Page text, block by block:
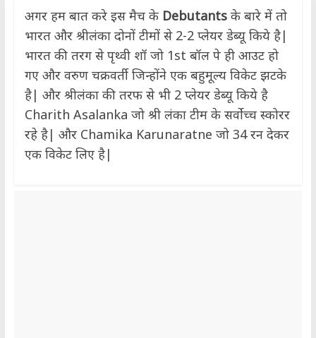
अगर हम बात करे इस मैच के Debutantsके बारे में तो
भारत और श्रीलंका दोनों टीमों से 2-2 प्लेयर डेब्यू किये है|
भारत की तरग से पृथ्वी शॉ जो 1st बॉल पे ही आउट हो
गए और वरुण चक्रवर्ती जिन्होंने एक बहुमूल्य विकेट झटके
है| और श्रीलंका की तरफ से भी 2 प्लेयर डेब्यू किये है
Charith Asalanka जो श्री लंका टीम के सर्वोच्च स्कोरर
रहे है| और Chamika Karunaratne जो 34 रन देकर
एक विकेट लिए है|